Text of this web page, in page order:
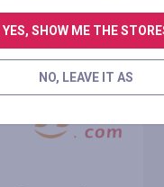
YES, SHOW ME THE
NO, LEAVE IT AS